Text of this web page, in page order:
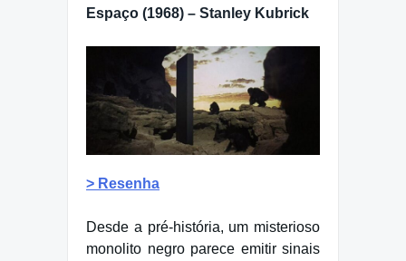
Espaço (1968) – Stanley Kubrick
> Resenha
Desde a pré-história, um misterioso
monolito negro parece emitir sinais